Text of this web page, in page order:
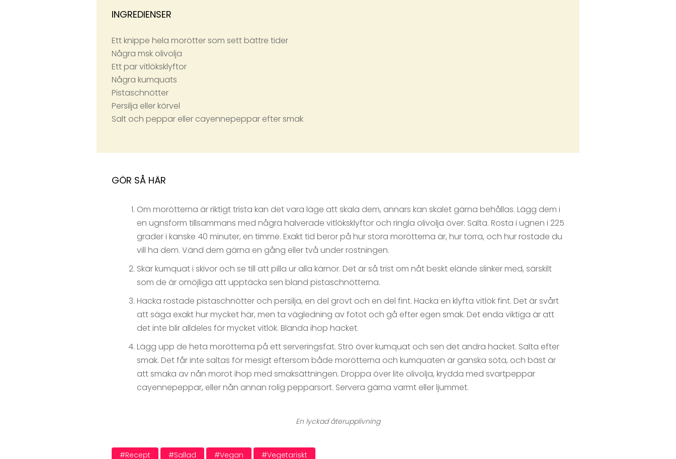
INGREDIENSER
Ett knippe hela morötter som sett bättre tider
Några msk olivolja
Ett par vitlöksklyftor
Några kumquats
Pistaschnötter
Persilja eller körvel
Salt och peppar eller cayennepeppar efter smak
GÖR SÅ HÄR
Om morötterna är riktigt trista kan det vara läge att skala dem, annars kan skalet gärna behållas. Lägg dem i
en ugnsform tillsammans med några halverade vitlöksklyftor och ringla olivolja över. Salta. Rosta i ugnen i 225
grader i kanske 40 minuter, en timme. Exakt tid beror på hur stora morötterna är, hur torra, och hur rostade du
vill ha dem. Vänd dem gärna en gång eller två under rostningen.
Skär kumquat i skivor och se till att pilla ur alla kärnor. Det är så trist om nåt beskt elände slinker med, särskilt
som de är omöjliga att upptäcka sen bland pistaschnötterna.
Hacka rostade pistaschnötter och persilja, en del grovt och en del fint. Hacka en klyfta vitlök fint. Det är svårt
att säga exakt hur mycket här, men ta vägledning av fotot och gå efter egen smak. Det enda viktiga är att
det inte blir alldeles för mycket vitlök. Blanda ihop hacket.
Lägg upp de heta morötterna på ett serveringsfat. Strö över kumquat och sen det andra hacket. Salta efter
smak. Det får inte saltas för mesigt eftersom både morötterna och kumquaten är ganska söta, och bäst är
att smaka av nån morot ihop med smaksättningen. Droppa över lite olivolja, krydda med svartpeppar
cayennepeppar, eller nån annan rolig pepparsort. Servera gärna varmt eller ljummet.
En lyckad återupplivning
#recept #sallad #vegan #vegetariskt